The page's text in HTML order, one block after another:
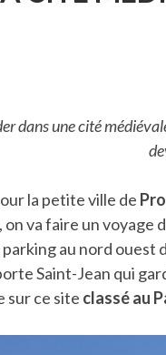
dans une cité
la petite ville de
va faire un voyage
au nord ouest
Saint-Jean qui
sur ce site classé au